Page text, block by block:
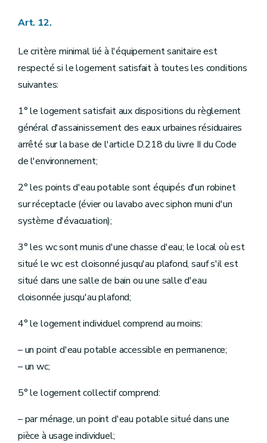
Art. 12.
Le critère minimal lié à l'équipement sanitaire est
respecté si le logement satisfait à toutes les conditions
suivantes:
1° le logement satisfait aux dispositions du règlement
général d'assainissement des eaux urbaines résiduaires
arrêté sur la base de l'article D.218 du livre II du Code
de l'environnement;
2° les points d'eau potable sont équipés d'un robinet
sur réceptacle (évier ou lavabo avec siphon muni d'un
système d'évacuation);
3° les wc sont munis d'une chasse d'eau; le local où est
situé le wc est cloisonné jusqu'au plafond, sauf s'il est
situé dans une salle de bain ou une salle d'eau
cloisonnée jusqu'au plafond;
4° le logement individuel comprend au moins:
– un point d'eau potable accessible en permanence;
– un wc;
5° le logement collectif comprend:
– par ménage, un point d'eau potable situé dans une
pièce à usage individuel;